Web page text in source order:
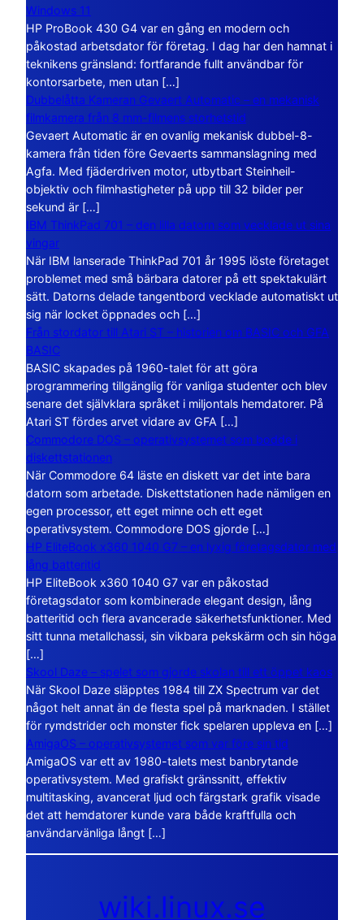
Windows 11
HP ProBook 430 G4 var en gång en modern och
påkostad arbetsdator för företag. I dag har den hamnat i
teknikens gränsland: fortfarande fullt användbar för
kontorsarbete, men utan […]
Dubbelåtta Kameran Gevaert Automatic – en mekanisk
filmkamera från 8 mm-filmens storhetstid
Gevaert Automatic är en ovanlig mekanisk dubbel-8-
kamera från tiden före Gevaerts sammanslagning med
Agfa. Med fjäderdriven motor, utbytbart Steinheil-
objektiv och filmhastigheter på upp till 32 bilder per
sekund är […]
IBM ThinkPad 701 – den lilla datorn som vecklade ut sina
vingar
När IBM lanserade ThinkPad 701 år 1995 löste företaget
problemet med små bärbara datorer på ett spektakulärt
sätt. Datorns delade tangentbord vecklade automatiskt ut
sig när locket öppnades och […]
Från stordator till Atari ST – historien om BASIC och GFA
BASIC
BASIC skapades på 1960-talet för att göra
programmering tillgänglig för vanliga studenter och blev
senare det självklara språket i miljontals hemdatorer. På
Atari ST fördes arvet vidare av GFA […]
Commodore DOS – operativsystemet som bodde i
diskettstationen
När Commodore 64 läste en diskett var det inte bara
datorn som arbetade. Diskettstationen hade nämligen en
egen processor, ett eget minne och ett eget
operativsystem. Commodore DOS gjorde […]
HP EliteBook x360 1040 G7 – en lyxig företagsdator med
lång batteritid
HP EliteBook x360 1040 G7 var en påkostad
företagsdator som kombinerade elegant design, lång
batteritid och flera avancerade säkerhetsfunktioner. Med
sitt tunna metallchassi, sin vikbara pekskärm och sin höga
[…]
Skool Daze – spelet som gjorde skolan till ett öppet kaos
När Skool Daze släpptes 1984 till ZX Spectrum var det
något helt annat än de flesta spel på marknaden. I stället
för rymdstrider och monster fick spelaren uppleva en […]
AmigaOS – operativsystemet som var före sin tid
AmigaOS var ett av 1980-talets mest banbrytande
operativsystem. Med grafiskt gränssnitt, effektiv
multitasking, avancerat ljud och färgstark grafik visade
det att hemdatorer kunde vara både kraftfulla och
användarvänliga långt […]
wiki.linux.se